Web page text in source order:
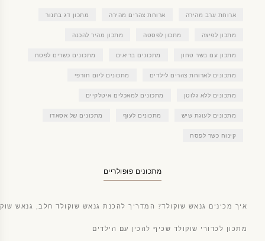
ארוחת ערב מהירה ארוחת צהרים מהירה מתכון דג בתנור
מתכון לפיצה מתכון לפסטה מתכון מהיר להכנה
מתכון עם בשר טחון מתכונים בריאים מתכונים כשרים לפסח
מתכונים לארוחת צהרים לילדים מתכונים ליום חורפי
מתכונים ללא גלוטן מתכונים למאכלים איטלקיים
מתכונים לעוגת שיש מתכונים לעוף מתכונים של אסאדו
קינוח כשר לפסח
מתכונים פופולריים
איך מכינים גנאש שוקולד? המדריך להכנת גנאש שוקולד חלב, גנאש
מתכון לכדורי שוקולד שכיף להכין עם הילדים